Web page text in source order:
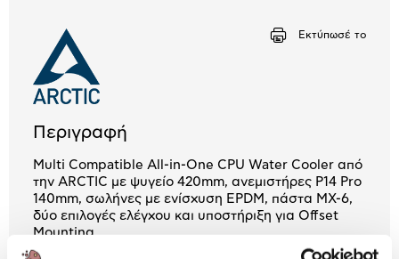
Αριθμός δόσεων
Εκτύπωσέ το
Περιγραφή
Multi Compatible All-in-One CPU Water Cooler από
την ARCTIC με ψυγείο 420mm, ανεμιστήρες P14 Pro
140mm, σωλήνες με ενίσχυση EPDM, πάστα MX-6,
δύο επιλογές ελέγχου και υποστήριξη για Offset
Mounting.